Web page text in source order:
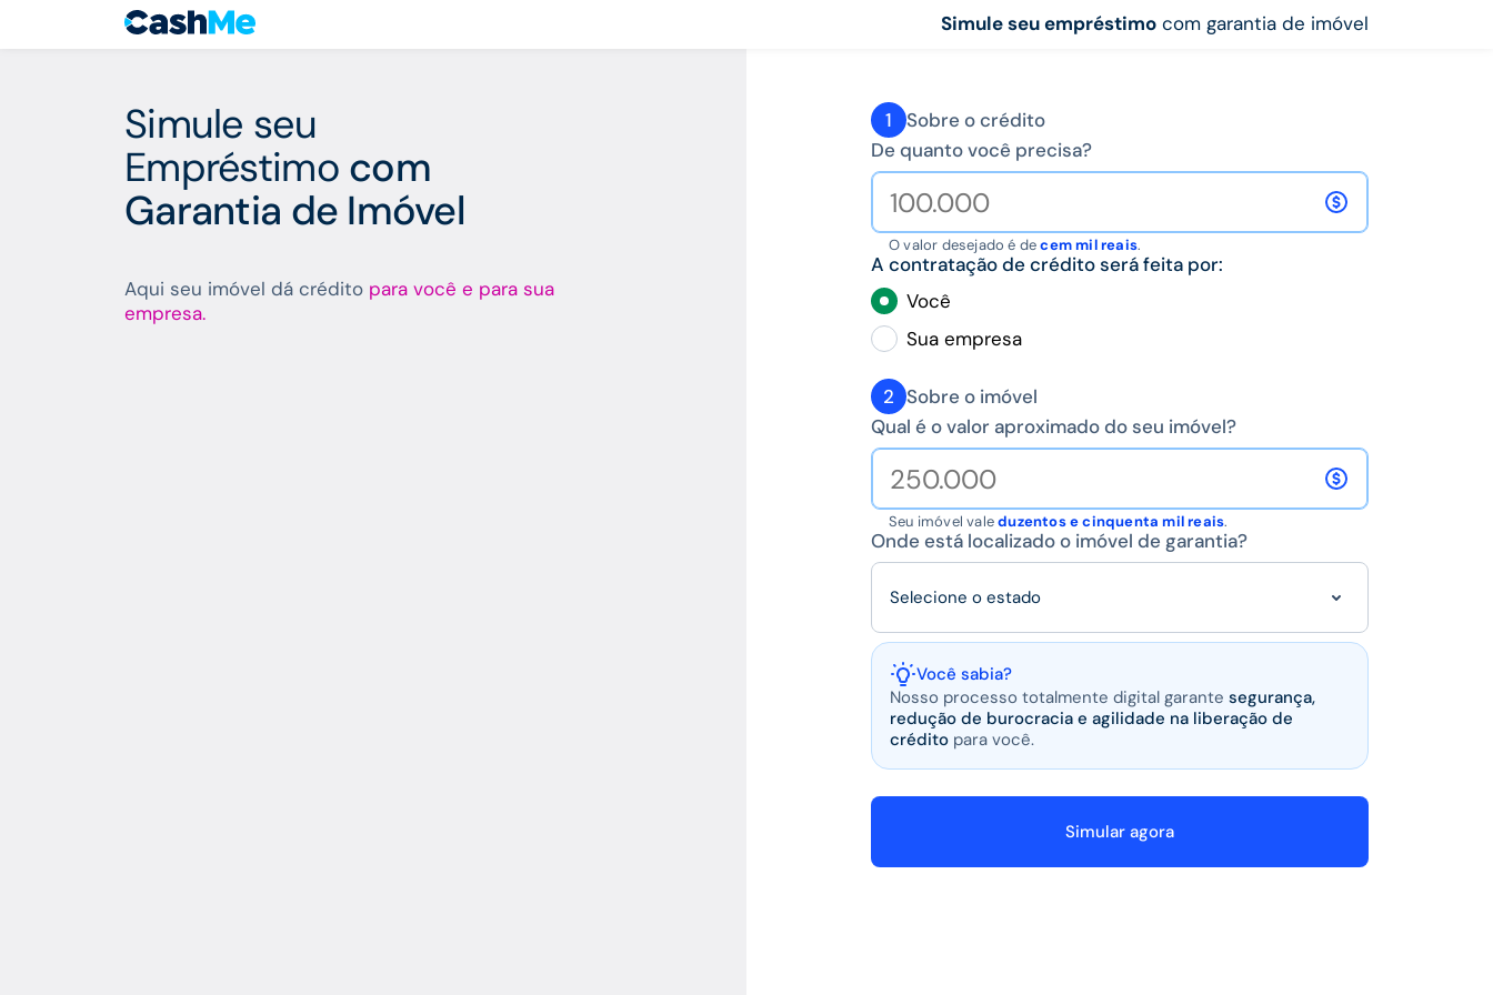
Simule seu empréstimo com garantia de imóvel
Simule seu
Empréstimo com
Garantia de Imóvel
Aqui seu imóvel dá crédito para você e para sua
empresa.
1
Sobre o crédito
De quanto você precisa?
O valor desejado é decem mil reais.
A contratação de crédito será feita por:
Você
Sua empresa
2 Sobre o imóvel
Qual é o valor aproximado do seu imóvel?
Seu imóvel valeduzentos e cinquenta mil reais.
Onde está localizado o imóvel de garantia?
Selecione o estado
Você sabia?
Nosso processo totalmente digital garante segurança,
redução de burocracia e agilidade na liberação de
crédito para você.
Simular agora
Simulação de Empréstimo com Garantia de Imóvel - CashMe